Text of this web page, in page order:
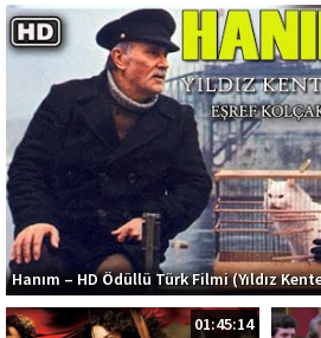
Hanım – HD Ödüllü Türk Filmi (Yıldız
01:45:14